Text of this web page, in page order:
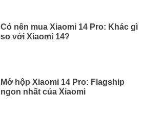
Có nên mua Xiaomi 14 Pro: Khác gì
so với Xiaomi 14?
Mở hộp Xiaomi 14 Pro: Flagship
ngon nhất của Xiaomi